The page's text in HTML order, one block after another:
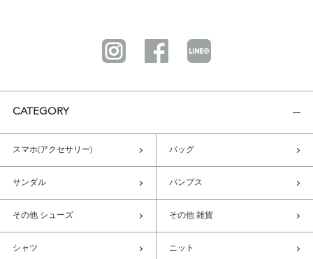
CATEGORY
スマホ(アクセサリー) バッグ
サンダル パンプス
その他 シューズ その他 雑貨
シャツ ニット